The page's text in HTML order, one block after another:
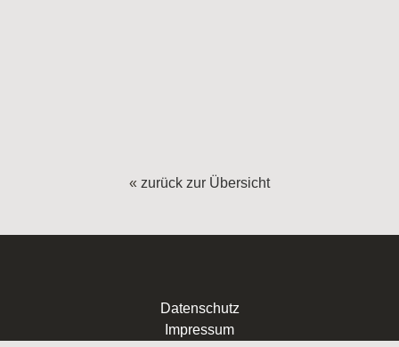
« zurück zur Übersicht
Datenschutz
Impressum